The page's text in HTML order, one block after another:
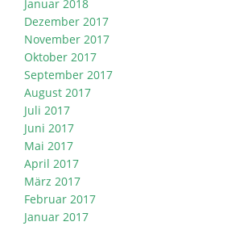
Januar 2018
Dezember 2017
November 2017
Oktober 2017
September 2017
August 2017
Juli 2017
Juni 2017
Mai 2017
April 2017
März 2017
Februar 2017
Januar 2017